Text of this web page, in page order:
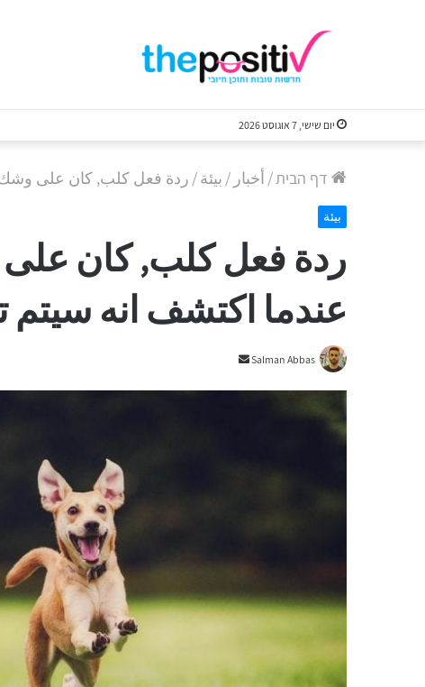
יום שישי, 7 אוגוסט 2026
דף הבית/ أخبار / بيئة/ ردة فعل كلب, كان على وشك
بيئة
ردة فعل كلب, كان
عندما اكتشف انه سيتم
Salman Abbas
Send